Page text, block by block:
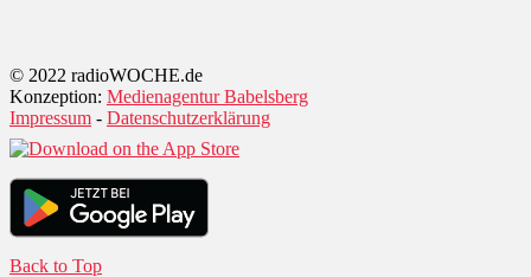
© 2022 radioWOCHE.de
Konzeption: Medienagentur Babelsberg
Impressum - Datenschutzerklärung
Back to Top